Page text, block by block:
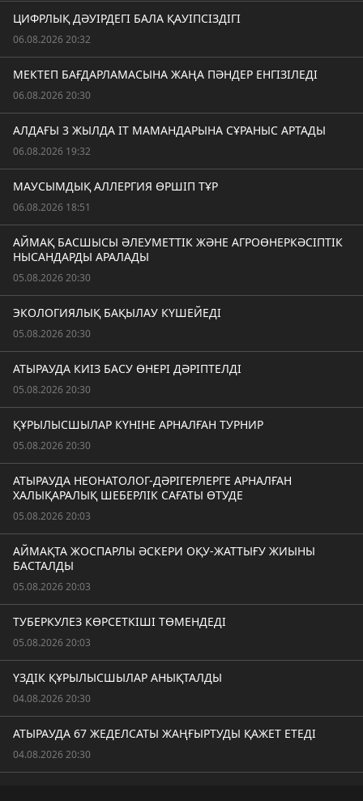
ЦИФРЛЫҚ ДӘУІРДЕГІ БАЛА ҚАУІПСІЗДІГІ
06.08.2026 20:32
МЕКТЕП БАҒДАРЛАМАСЫНА ЖАҢА ПӘНДЕР ЕНГІЗІЛЕДІ
06.08.2026 20:30
АЛДАҒЫ 3 ЖЫЛДА IT МАМАНДАРЫНА СҰРАНЫС АРТАДЫ
06.08.2026 19:32
МАУСЫМДЫҚ АЛЛЕРГИЯ ӨРШІП ТҰР
06.08.2026 18:51
АЙМАҚ БАСШЫСЫ ӘЛЕУМЕТТІК ЖӘНЕ АГРОӨНЕРКӘСІПТІК
НЫСАНДАРДЫ АРАЛАДЫ
05.08.2026 20:30
ЭКОЛОГИЯЛЫҚ БАҚЫЛАУ КҮШЕЙЕДІ
05.08.2026 20:30
АТЫРАУДА КИІЗ БАСУ ӨНЕРІ ДӘРІПТЕЛДІ
05.08.2026 20:30
ҚҰРЫЛЫСШЫЛАР КҮНІНЕ АРНАЛҒАН ТУРНИР
05.08.2026 20:30
АТЫРАУДА НЕОНАТОЛОГ-ДӘРІГЕРЛЕРГЕ АРНАЛҒАН
ХАЛЫҚАРАЛЫҚ ШЕБЕРЛІК САҒАТЫ ӨТУДЕ
05.08.2026 20:03
АЙМАҚТА ЖОСПАРЛЫ ӘСКЕРИ ОҚУ-ЖАТТЫҒУ ЖИЫНЫ
БАСТАЛДЫ
05.08.2026 20:03
ТУБЕРКУЛЕЗ КӨРСЕТКІШІ ТӨМЕНДЕДІ
05.08.2026 20:03
ҮЗДІК ҚҰРЫЛЫСШЫЛАР АНЫҚТАЛДЫ
04.08.2026 20:30
АТЫРАУДА 67 ЖЕДЕЛСАТЫ ЖАҢҒЫРТУДЫ ҚАЖЕТ ЕТЕДІ
04.08.2026 20:30